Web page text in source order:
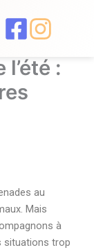
:
au
Mais
à
situations trop